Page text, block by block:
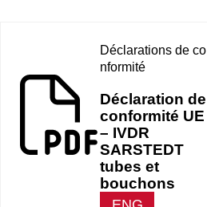
Déclarations de co
nformité
Déclaration de
conformité UE
– IVDR
SARSTEDT
tubes et
bouchons